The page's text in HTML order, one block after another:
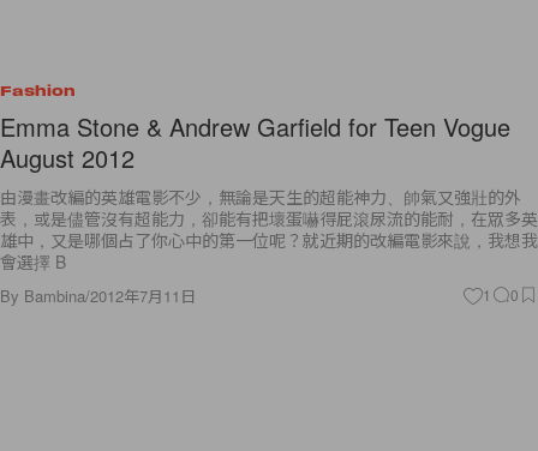
Fashion
Emma Stone & Andrew Garfield for Teen Vogue
August 2012
由漫畫改編的英雄電影不少，無論是天生的超能神力、帥氣又強壯的外
表，或是儘管沒有超能力，卻能有把壞蛋嚇得屁滾尿流的能耐，在眾多英
雄中，又是哪個占了你心中的第一位呢？就近期的改編電影來說，我想我
會選擇 B
By Bambina/2012年7月11日 1 0